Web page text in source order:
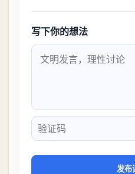
写下你的想法
验证码
发布